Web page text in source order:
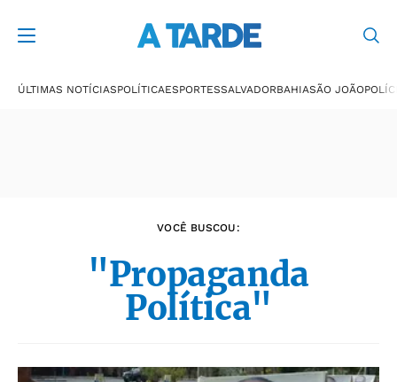
ÚLTIMAS NOTÍCIASPOLÍTICAESPORTESSALVADORBAHIASÃO JOÃO
VOCÊ BUSCOU:
"Propaganda
Política"